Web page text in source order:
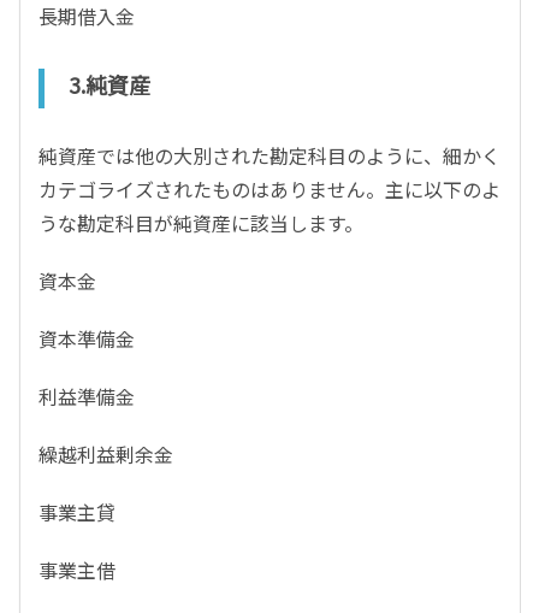
長期借入金
3.純資産
純資産では他の大別された勘定科目のように、細かく
カテゴライズされたものはありません。主に以下のよ
うな勘定科目が純資産に該当します。
資本金
資本準備金
利益準備金
繰越利益剰余金
事業主貸
事業主借